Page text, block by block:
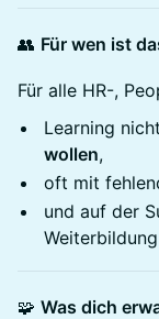
👥 Für wen ist
Für alle HR-,
Learning
wollen,
oft mit
und auf der
🧩 Was dich